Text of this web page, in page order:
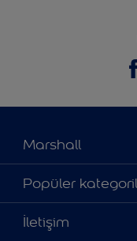
Marshall
Hakkımızda
Yatırımcı İlişkileri
Bilgi Toplum Hizmetleri
Popüler
Renklerimiz
İletişim